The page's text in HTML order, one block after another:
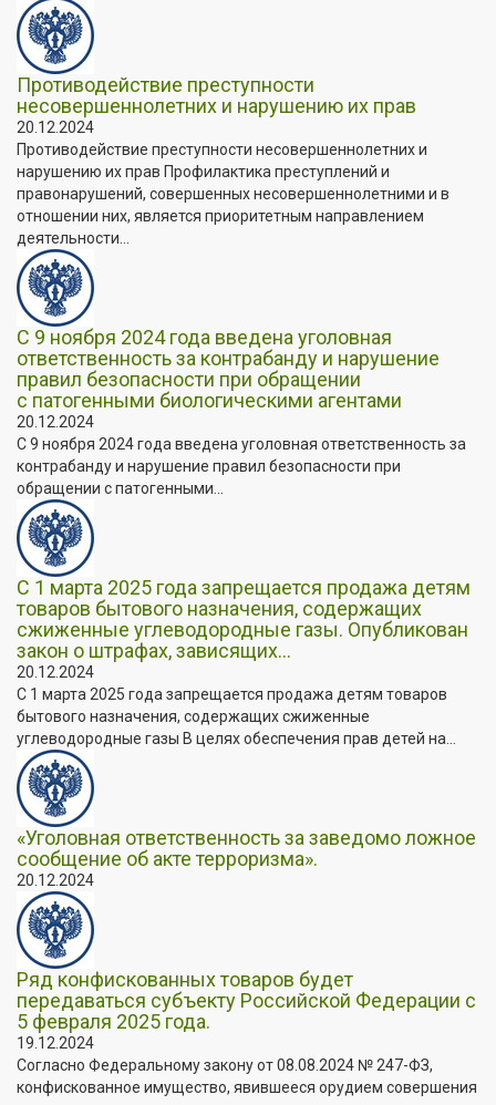
Противодействие преступности
несовершеннолетних и нарушению их прав
20.12.2024
Противодействие преступности несовершеннолетних и
нарушению их прав Профилактика преступлений и
правонарушений, совершенных несовершеннолетними и в
отношении них, является приоритетным направлением
деятельности...
С 9 ноября 2024 года введена уголовная
ответственность за контрабанду и нарушение
правил безопасности при обращении
с патогенными биологическими агентами
20.12.2024
С 9 ноября 2024 года введена уголовная ответственность за
контрабанду и нарушение правил безопасности при
обращении с патогенными...
С 1 марта 2025 года запрещается продажа детям
товаров бытового назначения, содержащих
сжиженные углеводородные газы. Опубликован
закон о штрафах, зависящих...
20.12.2024
С 1 марта 2025 года запрещается продажа детям товаров
бытового назначения, содержащих сжиженные
углеводородные газы В целях обеспечения прав детей на...
«Уголовная ответственность за заведомо ложное
сообщение об акте терроризма».
20.12.2024
Ряд конфискованных товаров будет
передаваться субъекту Российской Федерации с
5 февраля 2025 года.
19.12.2024
Согласно Федеральному закону от 08.08.2024 № 247-ФЗ,
конфискованное имущество, явившееся орудием совершения